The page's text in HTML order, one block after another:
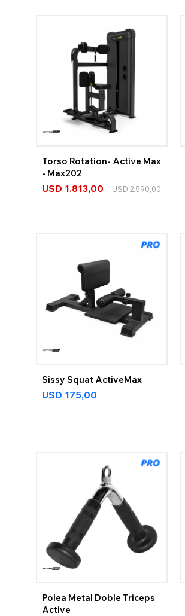
Torso Rotation- Active Max
- Max202
USD 1.813,00 USD2.590,00
Sissy Squat ActiveMax
USD 175,00
Polea Metal Doble Triceps
Active